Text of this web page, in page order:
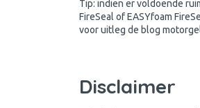
Tip: indien er voldoende
FireSeal of EASYfoam
voor uitleg de blog
Disclaimer